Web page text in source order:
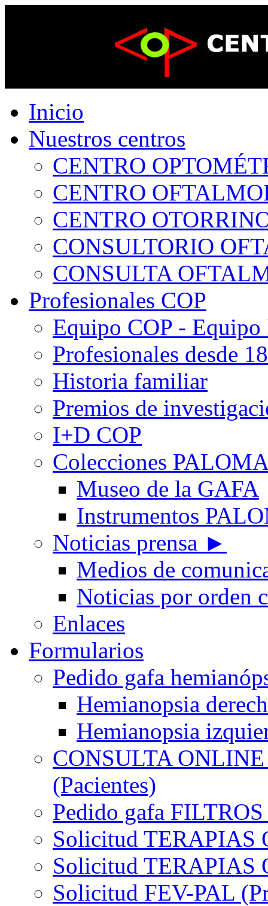
Inicio
Nuestros centros
CENTRO
CENTRO
CENTRO
CONSULTORIO
CONSULTA
Profesionales COP
Equipo COP -
Profesionales desde
Historia familiar
Premios de
I+D COP
Colecciones
Museo de la GAFA
Instrumentos
Noticias prensa ►
Medios de
Noticias por orden
Enlaces
Formularios
Pedido gafa
Hemianopsia
Hemianopsia
CONSULTA
(Pacientes)
Pedido gafa
Solicitud TERAPIAS
Solicitud TERAPIAS
Solicitud FEV-PAL